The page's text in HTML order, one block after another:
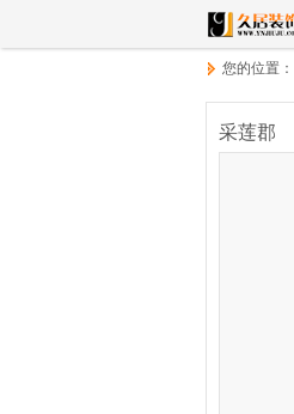
您的位置：
采莲郡